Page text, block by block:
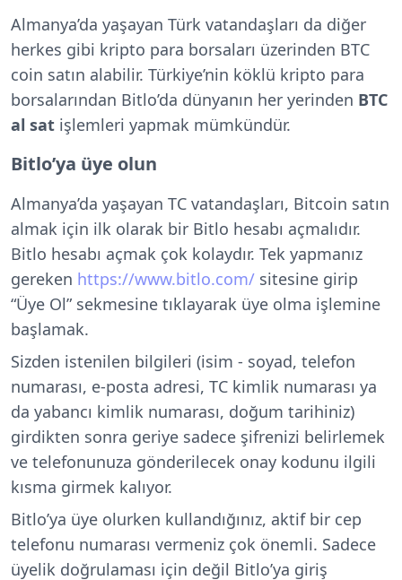
Almanya’da yaşayan Türk vatandaşları da diğer
herkes gibi kripto para borsaları üzerinden BTC
coin satın alabilir. Türkiye’nin köklü kripto para
borsalarından Bitlo’da dünyanın her yerinden BTC
al sat işlemleri yapmak mümkündür.
Bitlo’ya üye olun
Almanya’da yaşayan TC vatandaşları, Bitcoin satın
almak için ilk olarak bir Bitlo hesabı açmalıdır.
Bitlo hesabı açmak çok kolaydır. Tek yapmanız
gereken https://www.bitlo.com/ sitesine girip
“Üye Ol” sekmesine tıklayarak üye olma işlemine
başlamak.
Sizden istenilen bilgileri (isim - soyad, telefon
numarası, e-posta adresi, TC kimlik numarası ya
da yabancı kimlik numarası, doğum tarihiniz)
girdikten sonra geriye sadece şifrenizi belirlemek
ve telefonunuza gönderilecek onay kodunu ilgili
kısma girmek kalıyor.
Bitlo’ya üye olurken kullandığınız, aktif bir cep
telefonu numarası vermeniz çok önemli. Sadece
üyelik doğrulaması için değil Bitlo’ya giriş